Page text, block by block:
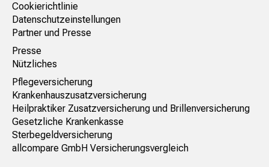
Cookierichtlinie
Datenschutzeinstellungen
Partner und Presse
Presse
Nützliches
Pflegeversicherung
Krankenhauszusatzversicherung
Heilpraktiker Zusatzversicherung und Brillenversicherung
Gesetzliche Krankenkasse
Sterbegeldversicherung
allcompare GmbH Versicherungsvergleich